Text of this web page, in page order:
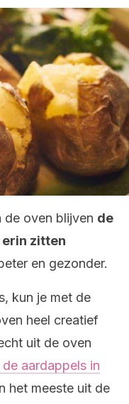
de oven blijven de
zitten
en gezonder.
kun je met de
heel creatief
uit de oven
aardappels in
het meeste uit de